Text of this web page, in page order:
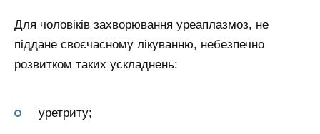
Для чоловіків захворювання уреаплазмоз, не
піддане своєчасному лікуванню, небезпечно
розвитком таких ускладнень:
уретриту;